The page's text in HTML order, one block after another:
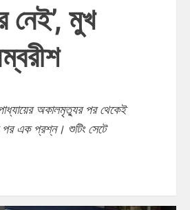
নেই’, মুখ
অকালমৃত্যুর পর থেকেই
পর এক প্রশ্ন। শুটিং সেটে